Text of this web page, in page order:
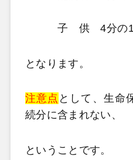
子 供 4分の1
となります。
注意点 として、生命
続分に含まれない、
ということです。